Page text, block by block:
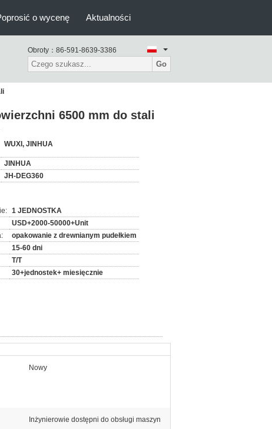
o wycenę Aktualności
Obroty： 86-591-8639-3386
Go
6500 mm do stali
WUXI, JINHUA
JINHUA
JH-DEG360
1 JEDNOSTKA
USD+2000-50000+Unit
opakowanie z drewnianym pudełkiem
15-60 dni
T/T
30+jednostek+ miesięcznie
Nowy
Inżynierowie dostępni do obsługi maszyn